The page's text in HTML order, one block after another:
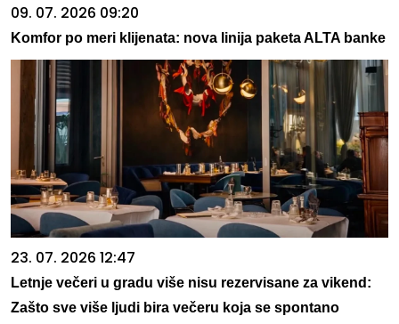
09. 07. 2026 09:20
Komfor po meri klijenata: nova linija paketa ALTA banke
23. 07. 2026 12:47
Letnje večeri u gradu više nisu rezervisane za vikend:
Zašto sve više ljudi bira večeru koja se spontano